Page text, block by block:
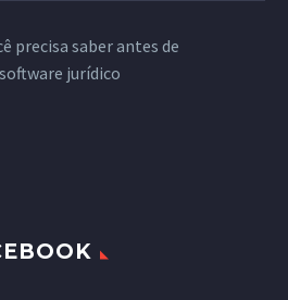
precisa saber antes de
jurídico